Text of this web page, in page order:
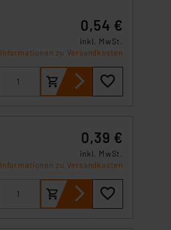
0,54 €
inkl. MwSt.
Informationen zu Versandkosten
0,39 €
inkl. MwSt.
Informationen zu Versandkosten